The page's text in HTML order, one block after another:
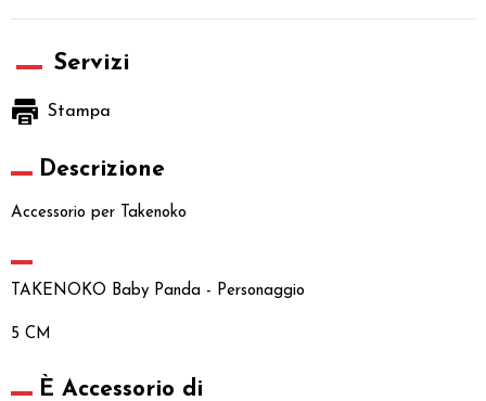
Servizi
Stampa
Descrizione
Accessorio per Takenoko
TAKENOKO Baby Panda - Personaggio
5 CM
È Accessorio di